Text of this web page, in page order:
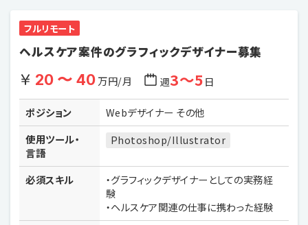
フルリモート
ヘルスケア案件のグラフィックデザイナー募集
20 〜 40万円/月 週3〜5日
ポジション
Webデザイナー その他
使用ツール・
言語
Photoshop/Illustrator
必須スキル
・グラフィックデザイナーとしての実務経
験
・ヘルスケア関連の仕事に携わった経験